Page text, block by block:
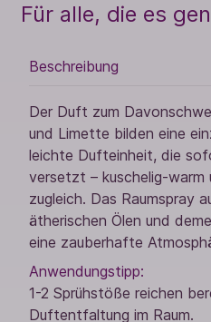
Für alle, die es
Beschreibung
Der Duft zum
und Limette bilden eine
leichte Dufteinheit, die
versetzt – kuschelig-
zugleich. Das Raumspray
ätherischen Ölen und
eine zauberhafte
Anwendungstipp:
1-2 Sprühstöße reichen
Duftentfaltung im Raum.